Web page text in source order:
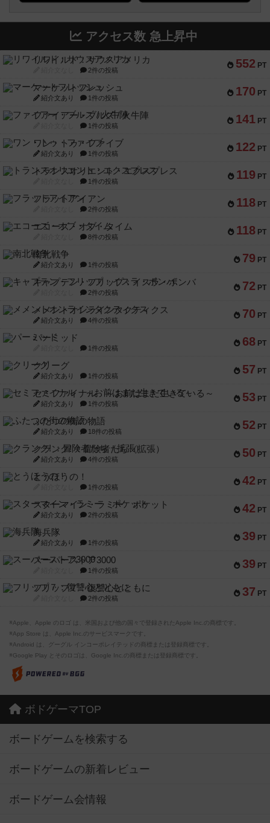
アクセス数 急上昇中
552 PT
リワイルド：サウスアメリカ
2件の投稿
170 PT
マーケットフレッシュ
紹介文あり 1件の投稿
141 PT
ファイアー・ブルズ / 火牛陣
1件の投稿
122 PT
ワン・トゥ・ファイブ
紹介文あり 1件の投稿
119 PT
トランスオリエント・エクスプレス
1件の投稿
118 PT
フラットアイアン
2件の投稿
118 PT
エコーズ・オブ・タイム
8件の投稿
79 PT
南北戦争
紹介文あり 1件の投稿
72 PT
キャプテン・フリップ：イスラ・ボンバ
2件の投稿
70 PT
メメントオンラインタクティクス
紹介文あり 4件の投稿
68 PT
パーミッド
1件の投稿
57 PT
クリーグ
紹介文あり 1件の投稿
53 PT
セミファイナル ～お前はまだ生きている～
紹介文あり 1件の投稿
52 PT
ふたつの街の物語
紹介文あり 18件の投稿
50 PT
クランク! ：冒険者たち（拡張）
紹介文あり 4件の投稿
42 PT
とうほうの！
1件の投稿
42 PT
スターマイン・ラミー ポケット
紹介文あり 2件の投稿
39 PT
海兵隊
紹介文あり 1件の投稿
39 PT
スーパーストア3000
1件の投稿
37 PT
フリップ７：復讐心とともに
2件の投稿
※Apple、Apple のロゴ は、米国および他の国々で登録されたApple Inc.の商標です。
※App Store は、Apple Inc.のサービスマークです。
※Android は、グーグル インコーポレイテッドの商標または登録商標です。
※Google Play とそのロゴは、Google Inc.の商標または登録商標です。
ボドゲーマTOP
ボードゲームを検索する
ボードゲームの新着レビュー
ボードゲーム会情報